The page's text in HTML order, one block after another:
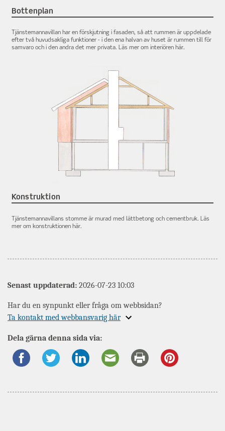
Bottenplan
Tjänstemannavillan har en förskjutning i fasaden, så att rummen är uppdelade
efter två huvudsakliga funktioner - i den ena halvan av huset är rummen till för
samvaro och i den andra det mer privata. Läs mer om interiören här.
Konstruktion
Tjänstemannavillans stomme är murad med lättbetong och cementbruk. Läs
mer om konstruktionen här.
Senast uppdaterad: 2026-07-23 10:03
Har du en synpunkt eller fråga om webbsidan?
Expandera
om
Ta kontakt med webbansvarig här
Dela gärna denna sida via: